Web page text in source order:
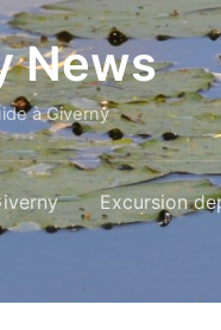
News
à Giverny
Excursion